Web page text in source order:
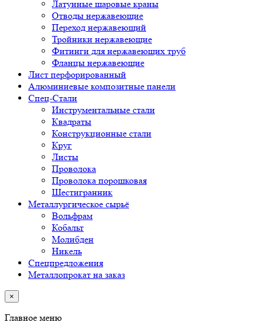
Латунные шаровые краны
Отводы нержавеющие
Переход нержавеющий
Тройники нержавеющие
Фитинги для нержавеющих труб
Фланцы нержавеющие
Лист перфорированный
Алюминиевые композитные панели
Спец-Стали
Инструментальные стали
Квадраты
Конструкционные стали
Круг
Листы
Проволока
Проволока порошковая
Шестигранник
Металлургическое сырьё
Вольфрам
Кобальт
Молибден
Никель
Спецпредложения
Металлопрокат на заказ
×
Главное меню